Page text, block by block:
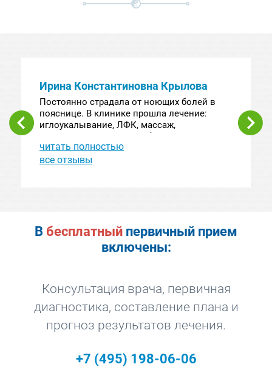
Ирина Константиновна Крылова
Постоянно страдала от ноющих болей в
пояснице. В клинике прошла лечение:
иглоукалывание, ЛФК, массаж,
кинезиотерапия. Теперь бегаю по утрам!
читать полностью
все отзывы
В бесплатный первичный прием
включены:
Консультация врача, первичная
диагностика, составление плана и
прогноз результатов лечения.
+7 (495) 198-06-06